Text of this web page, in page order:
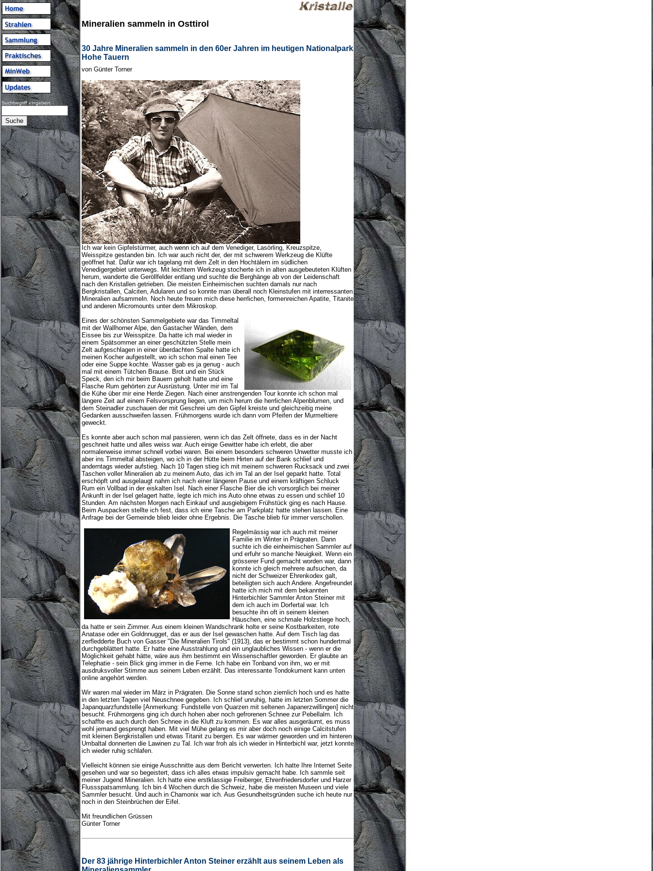
Suchbegriff eingeben:
Mineralien sammeln in Osttirol
30 Jahre Mineralien sammeln in den 60er Jahren im heutigen Nationalpark
Hohe Tauern
von Günter Torner
Ich war kein Gipfelstürmer, auch wenn ich auf dem Venediger, Lasörling, Kreuzspitze,
Weisspitze gestanden bin. Ich war auch nicht der, der mit schwerem Werkzeug die Klüfte
geöffnet hat. Dafür war ich tagelang mit dem Zelt in den Hochtälern im südlichen
Venedigergebiet unterwegs. Mit leichtem Werkzeug stocherte ich in alten ausgebeuteten Klüften
herum, wanderte die Geröllfelder entlang und suchte die Berghänge ab von der Leidenschaft
nach den Kristallen getrieben. Die meisten Einheimischen suchten damals nur nach
Bergkristallen, Calciten, Adularen und so konnte man überall noch Kleinstufen mit interressanten
Mineralien aufsammeln. Noch heute freuen mich diese herrlichen, formenreichen Apatite, Titanite
und anderen Micromounts unter dem Mikroskop.
Eines der schönsten Sammelgebiete war das Timmeltal
mit der Wallhorner Alpe, den Gastacher Wänden, dem
Eissee bis zur Weisspitze. Da hatte ich mal wieder in
einem Spätsommer an einer geschützten Stelle mein
Zelt aufgeschlagen in einer überdachten Spalte hatte ich
meinen Kocher aufgestellt, wo ich schon mal einen Tee
oder eine Suppe kochte. Wasser gab es ja genug - auch
mal mit einem Tütchen Brause. Brot und ein Stück
Speck, den ich mir beim Bauern geholt hatte und eine
Flasche Rum gehörten zur Ausrüstung. Unter mir im Tal
die Kühe über mir eine Herde Ziegen. Nach einer anstrengenden Tour konnte ich schon mal
längere Zeit auf einem Felsvorsprung liegen, um mich herum die herrlichen Alpenblumen, und
dem Steinadler zuschauen der mit Geschrei um den Gipfel kreiste und gleichzeitig meine
Gedanken ausschweifen lassen. Frühmorgens wurde ich dann vom Pfeifen der Murmeltiere
geweckt.
Es konnte aber auch schon mal passieren, wenn ich das Zelt öffnete, dass es in der Nacht
geschneit hatte und alles weiss war. Auch einige Gewitter habe ich erlebt, die aber
normalerweise immer schnell vorbei waren. Bei einem besonders schweren Unwetter musste ich
aber ins Timmeltal absteigen, wo ich in der Hütte beim Hirten auf der Bank schlief und
anderntags wieder aufstieg. Nach 10 Tagen stieg ich mit meinem schweren Rucksack und zwei
Taschen voller Mineralien ab zu meinem Auto, das ich im Tal an der Isel geparkt hatte. Total
erschöpft und ausgelaugt nahm ich nach einer längeren Pause und einem kräftigen Schluck
Rum ein Vollbad in der eiskalten Isel. Nach einer Flasche Bier die ich vorsorglich bei meiner
Ankunft in der Isel gelagert hatte, legte ich mich ins Auto ohne etwas zu essen und schlief 10
Stunden. Am nächsten Morgen nach Einkauf und ausgiebigem Frühstück ging es nach Hause.
Beim Auspacken stellte ich fest, dass ich eine Tasche am Parkplatz hatte stehen lassen. Eine
Anfrage bei der Gemeinde blieb leider ohne Ergebnis. Die Tasche blieb für immer verschollen.
Regelmässig war ich auch mit meiner
Familie im Winter in Prägraten. Dann
suchte ich die einheimischen Sammler auf
und erfuhr so manche Neuigkeit. Wenn ein
grösserer Fund gemacht worden war, dann
konnte ich gleich mehrere aufsuchen, da
nicht der Schweizer Ehrenkodex galt,
beteiligten sich auch Andere. Angefreundet
hatte ich mich mit dem bekannten
Hinterbichler Sammler Anton Steiner mit
dem ich auch im Dorfertal war. Ich
besuchte ihn oft in seinem kleinen
Häuschen, eine schmale Holzstiege hoch,
da hatte er sein Zimmer. Aus einem kleinen Wandschrank holte er seine Kostbarkeiten, rote
Anatase oder ein Goldnnugget, das er aus der Isel gewaschen hatte. Auf dem Tisch lag das
zerfledderte Buch von Gasser "Die Mineralien Tirols" (1913), das er bestimmt schon hundertmal
durchgeblättert hatte. Er hatte eine Ausstrahlung und ein unglaubliches Wissen - wenn er die
Möglichkeit gehabt hätte, wäre aus ihm bestimmt ein Wissenschaftler geworden. Er glaubte an
Telephatie - sein Blick ging immer in die Ferne. Ich habe ein Tonband von ihm, wo er mit
ausdruksvoller Stimme aus seinem Leben erzählt. Das interessante Tondokument kann unten
online angehört werden.
Wir waren mal wieder im März in Prägraten. Die Sonne stand schon ziemlich hoch und es hatte
in den letzten Tagen viel Neuschnee gegeben. Ich schlief unruhig, hatte im letzten Sommer die
Japanquarzfundstelle [Anmerkung: Fundstelle von Quarzen mit seltenen Japanerzwillingen] nicht
besucht. Frühmorgens ging ich durch hohen aber noch gefrorenen Schnee zur Pebellalm. Ich
schaffte es auch durch den Schnee in die Kluft zu kommen. Es war alles ausgeräumt, es muss
wohl jemand gesprengt haben. Mit viel Mühe gelang es mir aber doch noch einige Calcitstufen
mit kleinen Bergkristallen und etwas Titanit zu bergen. Es war wärmer geworden und im hinteren
Umbaltal donnerten die Lawinen zu Tal. Ich war froh als ich wieder in Hinterbichl war, jetzt konnte
ich wieder ruhig schlafen.
Vielleicht können sie einige Ausschnitte aus dem Bericht verwerten. Ich hatte Ihre Internet Seite
gesehen und war so begeistert, dass ich alles etwas impulsiv gemacht habe. Ich sammle seit
meiner Jugend Mineralien. Ich hatte eine erstklassige Freiberger, Ehrenfriedersdorfer und Harzer
Flussspatsammlung. Ich bin 4 Wochen durch die Schweiz, habe die meisten Museen und viele
Sammler besucht. Und auch in Chamonix war ich. Aus Gesundheitsgründen suche ich heute nur
noch in den Steinbrüchen der Eifel.
Mit freundlichen Grüssen
Günter Torner
Der 83 jährige Hinterbichler Anton Steiner erzählt aus seinem Leben als